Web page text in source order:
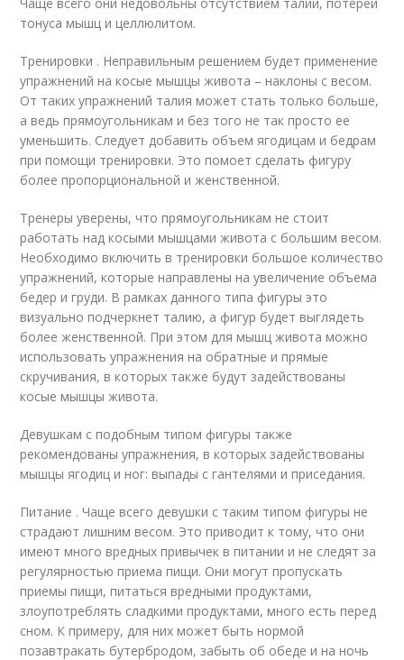
тонуса мышц и целлюлитом.
Тренировки . Неправильным решением будет применение
упражнений на косые мышцы живота – наклоны с весом.
От таких упражнений талия может стать только больше,
а ведь прямоугольникам и без того не так просто ее
уменьшить. Следует добавить объем ягодицам и бедрам
при помощи тренировки. Это помоет сделать фигуру
более пропорциональной и женственной.
Тренеры уверены, что прямоугольникам не стоит
работать над косыми мышцами живота с большим весом.
Необходимо включить в тренировки большое количество
упражнений, которые направлены на увеличение объема
бедер и груди. В рамках данного типа фигуры это
визуально подчеркнет талию, а фигур будет выглядеть
более женственной. При этом для мышц живота можно
использовать упражнения на обратные и прямые
скручивания, в которых также будут задействованы
косые мышцы живота.
Девушкам с подобным типом фигуры также
рекомендованы упражнения, в которых задействованы
мышцы ягодиц и ног: выпады с гантелями и приседания.
Питание . Чаще всего девушки с таким типом фигуры не
страдают лишним весом. Это приводит к тому, что они
имеют много вредных привычек в питании и не следят за
регулярностью приема пищи. Они могут пропускать
приемы пищи, питаться вредными продуктами,
злоупотреблять сладкими продуктами, много есть перед
сном. К примеру, для них может быть нормой
позавтракать бутербродом, забыть об обеде и на ночь